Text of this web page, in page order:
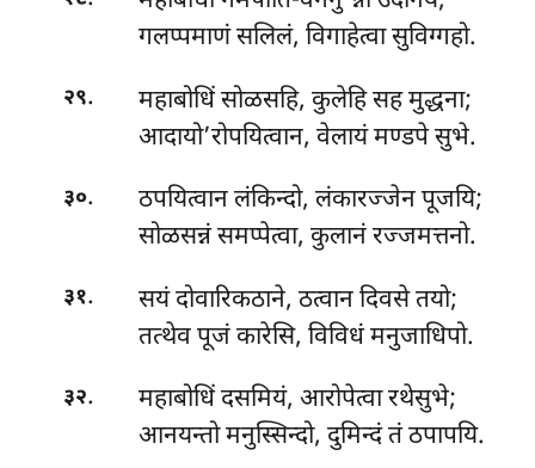
गलप्पमाणं सलिलं, विगाहेत्वा सुविग्गहो.
२९.
महाबोधिं सोळसहि, कुलेहि सह मुद्धना;
आदायो’रोपयित्वान, वेलायं मण्डपे सुभे.
३०.
ठपयित्वान लंकिन्दो, लंकारज्जेन पूजयि;
सोळसन्नं समप्पेत्वा, कुलानं रज्जमत्तनो.
३१.
सयं दोवारिकठाने, ठत्वान दिवसे तयो;
तत्थेव पूजं कारेसि, विविधं मनुजाधिपो.
३२.
महाबोधिं दसमियं, आरोपेत्वा रथेसुभे;
आनयन्तो मनुस्सिन्दो, दुमिन्दं तं ठपापयि.